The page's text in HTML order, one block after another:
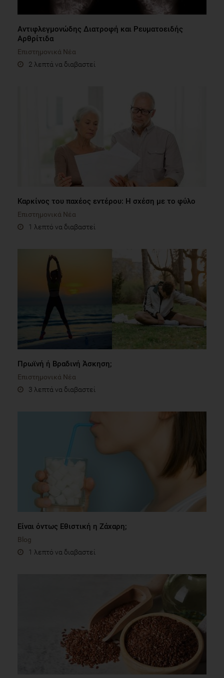
Αντιφλεγμονώδης Διατροφή και Ρευματοειδής
Αρθρίτιδα
Επιστημονικά Νέα
2 λεπτά να διαβαστεί
Καρκίνος του παχέος εντέρου: Η σχέση με το φύλο
Επιστημονικά Νέα
1 λεπτό να διαβαστεί
Πρωϊνή ή Βραδινή Άσκηση;
Επιστημονικά Νέα
3 λεπτά να διαβαστεί
Είναι όντως Eθιστική η Zάχαρη;
Blog
1 λεπτό να διαβαστεί